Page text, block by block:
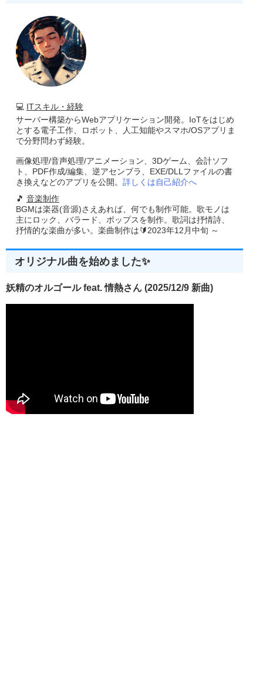
💻 ITスキル・経験
サーバー構築からWebアプリケーション開発。IoTをはじめ
とする電子工作、ロボット、人工知能やスマホ/OSアプリま
で分野問わず経験。
画像処理/音声処理/アニメーション、3Dゲーム、会計ソフ
ト、PDF作成/編集、逆アセンブラ、EXE/DLLファイルの書
き換えなどのアプリを公開。 詳しくは自己紹介へ
🎵 音楽制作
BGMは楽器(音源)さえあれば、何でも制作可能。歌モノは
主にロック、バラード、ポップスを制作。歌詞は抒情詩、
抒情的な楽曲が多い。楽曲制作は🔰2023年12月中旬 ～
オリジナル曲を始めました✨
妖精のオルゴール feat. 情熱さん (2025/12/9 新曲)